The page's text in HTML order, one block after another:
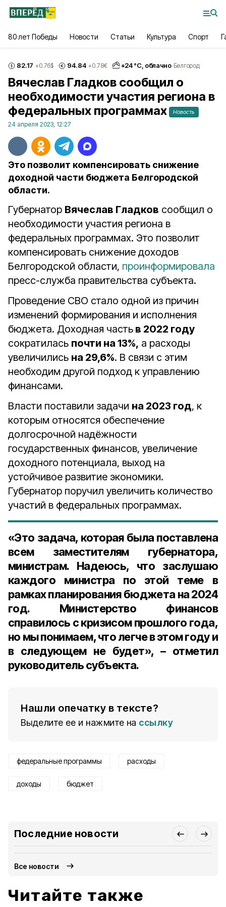
80 лет Победы Новости Статьи Культура Спорт
82.17 +0.76$ 94.84 +0.78€ +24°С, облачно Белгород
Вячеслав Гладков сообщил о
необходимости участия региона в
федеральных программах
Новость
24 апреля 2023, 12:27
Это позволит компенсировать снижение
доходной части бюджета Белгородской
области.
Губернатор Вячеслав Гладков сообщил о
необходимости участия региона в
федеральных программах. Это позволит
компенсировать снижение доходов
Белгородской области, проинформировала
пресс-служба правительства субъекта.
Проведение СВО стало одной из причин
изменений формирования и исполнения
бюджета. Доходная часть в 2022 году
сократилась почти на 13%, а расходы
увеличились на 29,6%. В связи с этим
необходим другой подход к управлению
финансами.
Власти поставили задачи на 2023 год, к
которым относятся обеспечение
долгосрочной надёжности
государственных финансов, увеличение
доходного потенциала, выход на
устойчивое развитие экономики.
Губернатор поручил увеличить количество
участий в федеральных программах.
«Это задача, которая была поставлена
всем заместителям губернатора,
министрам. Надеюсь, что заслушаю
каждого министра по этой теме в
рамках планирования бюджета на 2024
год. Министерство финансов
справилось с кризисом прошлого года,
но мы понимаем, что легче в этом году и
в следующем не будет», – отметил
руководитель субъекта.
Нашли опечатку в тексте?
Выделите ее и нажмите на ссылку
федеральные программы расходы
доходы бюджет
Последние новости
Все новости
Читайте также